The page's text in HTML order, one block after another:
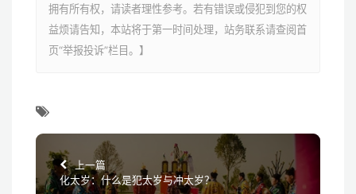
拥有所有权，请读者理性参考。若有错误或侵犯到您的权
益烦请告知，本站将于第一时间处理，站务联系请查阅首
页“举报投诉”栏目。】
上一篇
化太岁：什么是犯太岁与冲太岁？